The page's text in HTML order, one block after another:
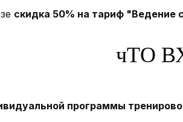
скидка 50% на тариф "Ведение
чТО
программы